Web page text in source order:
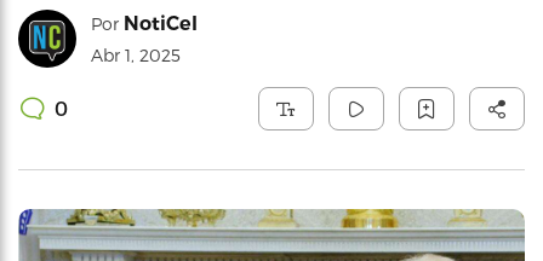
Por NotiCel
Abr 1, 2025
0